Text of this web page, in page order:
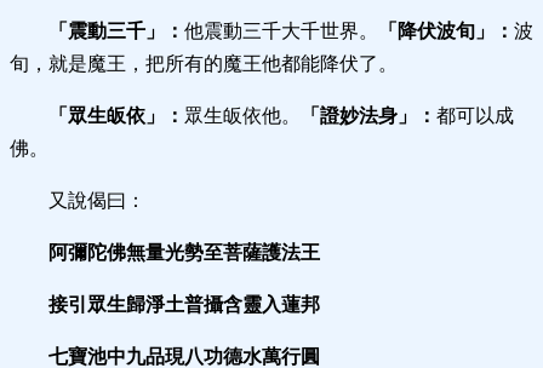
「震動三千」： 他震動三千大千世界。 「降伏波旬」： 波
旬，就是魔王，把所有的魔王他都能降伏了。
「眾生皈依」： 眾生皈依他。 「證妙法身」： 都可以成
佛。
又說偈曰：
阿彌陀佛無量光勢至菩薩護法王
接引眾生歸淨土普攝含靈入蓮邦
七寶池中九品現八功德水萬行圓